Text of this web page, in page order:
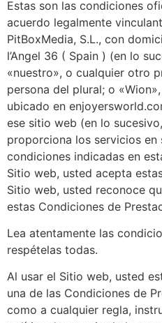
Estas son las condiciones
acuerdo legalmente
PitBoxMedia, S.L., con
l’Angel 36 ( Spain ) (en lo
«nuestro», o cualquier otro
persona del plural; o
ubicado en
ese sitio web (en lo
proporciona los servicios
condiciones indicadas en
Sitio web, usted acepta
Sitio web, usted reconoce
estas Condiciones de
Lea atentamente las
respételas todas.
Al usar el Sitio web, usted
una de las Condiciones de
como a cualquier regla,